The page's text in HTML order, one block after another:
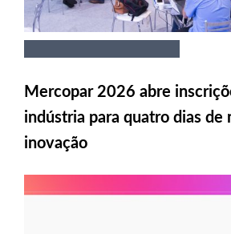
Mercopar 2026 abre
indústria para quatro dias de
inovação